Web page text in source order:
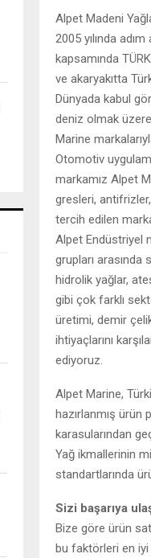
Alpet Madeni
2005 yılında
kapsamında
ve akaryakıtta
Dünyada kabul
deniz olmak
Marine
Otomotiv
markamız Alpet
gresleri,
tercih edilen
Alpet Endüstriyel
grupları arasında
hidrolik yağlar,
gibi çok farklı
üretimi, demir
ihtiyaçlarını
ediyoruz.
Alpet Marine,
hazırlanmış ürün
karasularından
Yağ ikmallerinin
standartlarında
Sizi başarıya
Bize göre ürün
bu faktörleri en